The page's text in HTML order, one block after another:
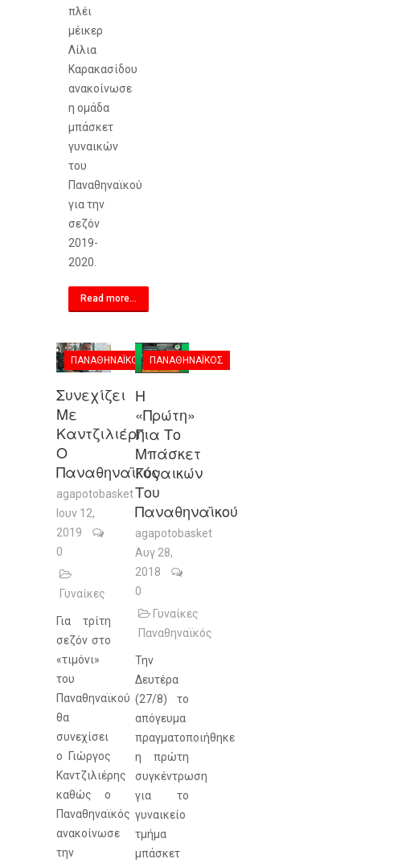
πλέι
μέικερ
Λίλια
Καρακασίδου
ανακοίνωσε
η ομάδα
μπάσκετ
γυναικών
του
Παναθηναϊκού
για την
σεζόν
2019-
2020.
Read more...
ΠΑΝΑΘΗΝΑΪΚΌΣ
Συνεχίζει
Με
Καντζιλιέρη
Ο
Παναθηναϊκός
agapotobasket
Ιουν 12,
2019
0
Γυναίκες
Για τρίτη
σεζόν στο
«τιμόνι»
του
Παναθηναϊκού
θα
συνεχίσει
ο Γιώργος
Καντζιλιέρης
καθώς ο
Παναθηναϊκός
ανακοίνωσε
την
ΠΑΝΑΘΗΝΑΪΚΌΣ
Η
«πρώτη»
Για Το
Μπάσκετ
Γυναικών
Του
Παναθηναϊκού
agapotobasket
Αυγ 28,
2018
0
Γυναίκες
Παναθηναϊκός
Την
Δευτέρα
(27/8) το
απόγευμα
πραγματοποιήθηκε
η πρώτη
συγκέντρωση
για το
γυναικείο
τμήμα
μπάσκετ